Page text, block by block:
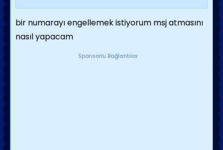
bir numarayı engellemek istiyorum msj atmasını
nasıl yapacam
Sponsorlu Bağlantılar